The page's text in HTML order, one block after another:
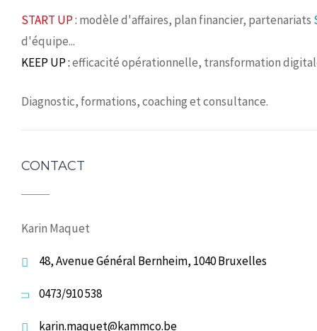
START UP : modèle d'affaires, plan financier, partenariats
d'équipe...
KEEP UP :efficacité opérationnelle, transformation
Diagnostic, formations, coaching et consultance.
CONTACT
Karin Maquet
48, Avenue Général Bernheim, 1040 Bruxelles
0473/910 538
karin.maquet@kammco.be